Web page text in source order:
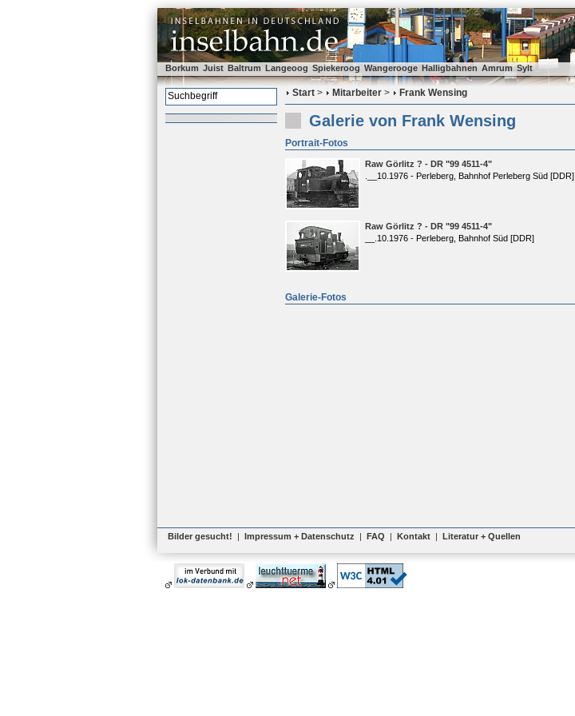
Borkum Juist Baltrum Langeoog Spiekeroog Wangerooge Halligbahnen Amrum Sylt
Start > Mitarbeiter > Frank Wensing
Galerie von Frank Wensing
Portrait-Fotos
Raw Görlitz ? - DR "99 4511-4"
.__10.1976 - Perleberg, Bahnhof Perleberg Süd [DDR]
Raw Görlitz ? - DR "99 4511-4"
__.10.1976 - Perleberg, Bahnhof Süd [DDR]
Galerie-Fotos
Bilder gesucht! | Impressum + Datenschutz | FAQ | Kontakt | Literatur + Quellen